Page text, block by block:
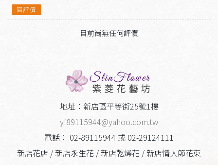
寫評價
目前尚無任何評價
地址：新店區平等街25號1樓
yf89115944@yahoo.com.tw
電話： 02-89115944 或 02-29124111
新店花店 / 新店永生花 / 新店乾燥花 / 新店情人節花束